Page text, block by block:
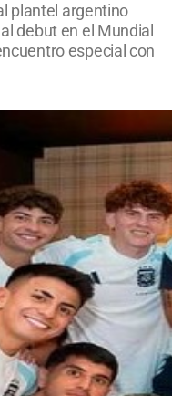
plantel argentino
debut en el Mundial
especial con